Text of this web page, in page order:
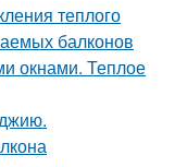
теплого
балконов
окнами. Теплое